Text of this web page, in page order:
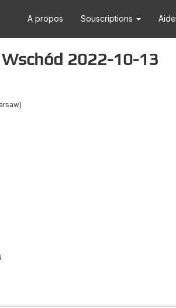
A propos Souscriptions Aide
2022-10-13